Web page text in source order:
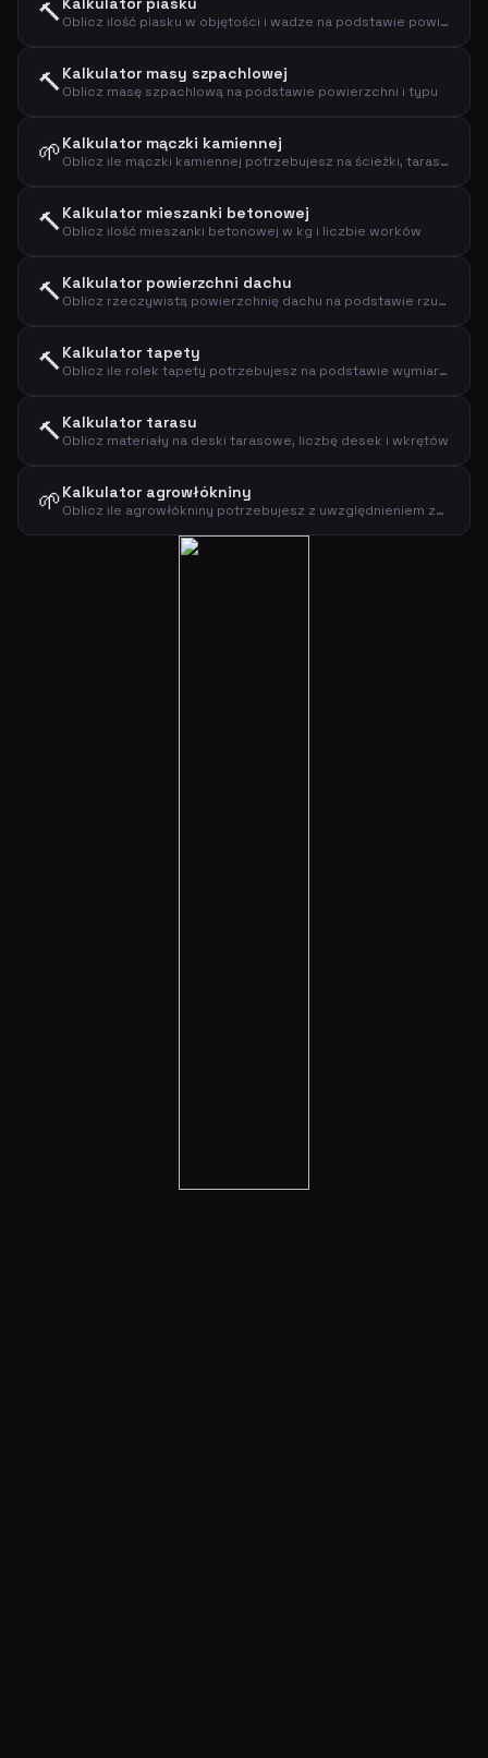
🔨 Oblicz ilość piasku w objętości i wadze na podstawie powierzchni i grubości
🔨Kalkulator masy szpachlowej
Oblicz masę szpachlową na podstawie powierzchni i typu
🌱Kalkulator mączki kamiennej
Oblicz ile mączki kamiennej potrzebujesz na ścieżki, tarasy i podbudowy
🔨Kalkulator mieszanki betonowej
Oblicz ilość mieszanki betonowej w kg i liczbie worków
🔨Kalkulator powierzchni dachu
Oblicz rzeczywistą powierzchnię dachu na podstawie rzutu i nachylenia
🔨Kalkulator tapety
Oblicz ile rolek tapety potrzebujesz na podstawie wymiarów ścian
🔨Kalkulator tarasu
Oblicz materiały na deski tarasowe, liczbę desek i wkrętów
🌱Kalkulator agrowłókniny
Oblicz ile agrowłókniny potrzebujesz z uwzględnieniem zakładek